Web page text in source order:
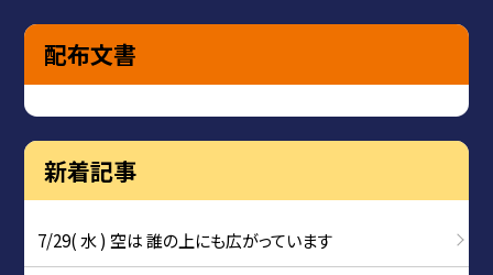
配布文書
新着記事
7/29( 水 ) 空は 誰の上にも広がっています